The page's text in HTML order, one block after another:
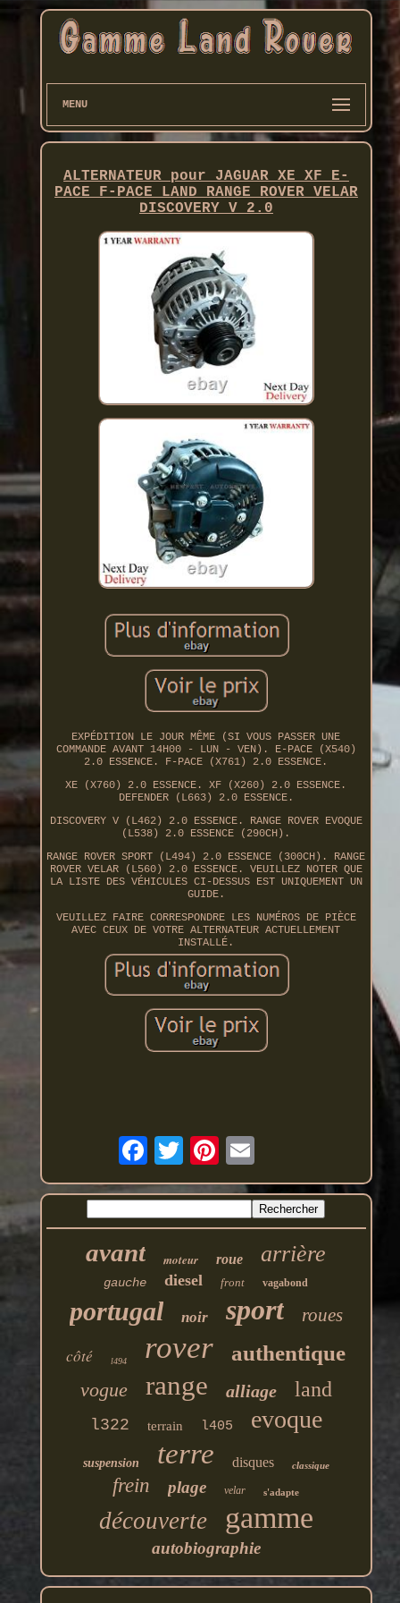
MENU
ALTERNATEUR pour JAGUAR XE XF E-
PACE F-PACE LAND RANGE ROVER VELAR
DISCOVERY V 2.0
EXPÉDITION LE JOUR MÊME (SI VOUS PASSER UNE
COMMANDE AVANT 14H00 - LUN - VEN). E-PACE (X540)
2.0 ESSENCE. F-PACE (X761) 2.0 ESSENCE.
XE (X760) 2.0 ESSENCE. XF (X260) 2.0 ESSENCE.
DEFENDER (L663) 2.0 ESSENCE.
DISCOVERY V (L462) 2.0 ESSENCE. RANGE ROVER EVOQUE
(L538) 2.0 ESSENCE (290CH).
RANGE ROVER SPORT (L494) 2.0 ESSENCE (300CH). RANGE
ROVER VELAR (L560) 2.0 ESSENCE. VEUILLEZ NOTER QUE
LA LISTE DES VÉHICULES CI-DESSUS EST UNIQUEMENT UN
GUIDE.
VEUILLEZ FAIRE CORRESPONDRE LES NUMÉROS DE PIÈCE
AVEC CEUX DE VOTRE ALTERNATEUR ACTUELLEMENT
INSTALLÉ.
avant moteur roue arrière
gauche diesel front vagabond
portugal noir sport roues
côté l494 rover authentique
vogue range alliage land
l322 terrain l405 evoque
suspension terre disques classique
frein plage velar s'adapte
découverte gamme
autobiographie